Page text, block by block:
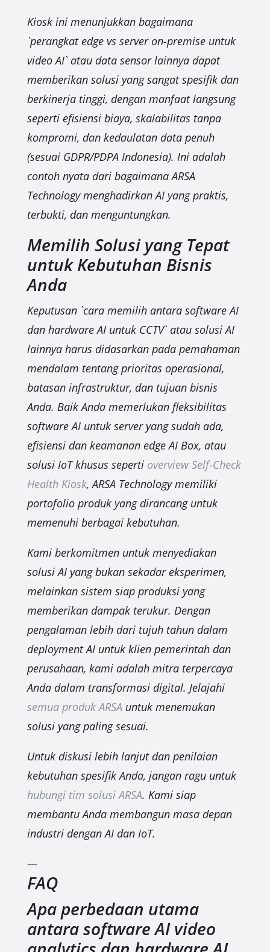
Kiosk ini menunjukkan bagaimana
`perangkat edge vs server on-premise untuk
video AI` atau data sensor lainnya dapat
memberikan solusi yang sangat spesifik dan
berkinerja tinggi, dengan manfaat langsung
seperti efisiensi biaya, skalabilitas tanpa
kompromi, dan kedaulatan data penuh
(sesuai GDPR/PDPA Indonesia). Ini adalah
contoh nyata dari bagaimana ARSA
Technology menghadirkan AI yang praktis,
terbukti, dan menguntungkan.
Memilih Solusi yang Tepat
untuk Kebutuhan Bisnis
Anda
Keputusan `cara memilih antara software AI
dan hardware AI untuk CCTV` atau solusi AI
lainnya harus didasarkan pada pemahaman
mendalam tentang prioritas operasional,
batasan infrastruktur, dan tujuan bisnis
Anda. Baik Anda memerlukan fleksibilitas
software AI untuk server yang sudah ada,
efisiensi dan keamanan edge AI Box, atau
solusi IoT khusus seperti overview Self-Check
Health Kiosk, ARSA Technology memiliki
portofolio produk yang dirancang untuk
memenuhi berbagai kebutuhan.
Kami berkomitmen untuk menyediakan
solusi AI yang bukan sekadar eksperimen,
melainkan sistem siap produksi yang
memberikan dampak terukur. Dengan
pengalaman lebih dari tujuh tahun dalam
deployment AI untuk klien pemerintah dan
perusahaan, kami adalah mitra terpercaya
Anda dalam transformasi digital. Jelajahi
semua produk ARSA untuk menemukan
solusi yang paling sesuai.
Untuk diskusi lebih lanjut dan penilaian
kebutuhan spesifik Anda, jangan ragu untuk
hubungi tim solusi ARSA. Kami siap
membantu Anda membangun masa depan
industri dengan AI dan IoT.
—
FAQ
Apa perbedaan utama
antara software AI video